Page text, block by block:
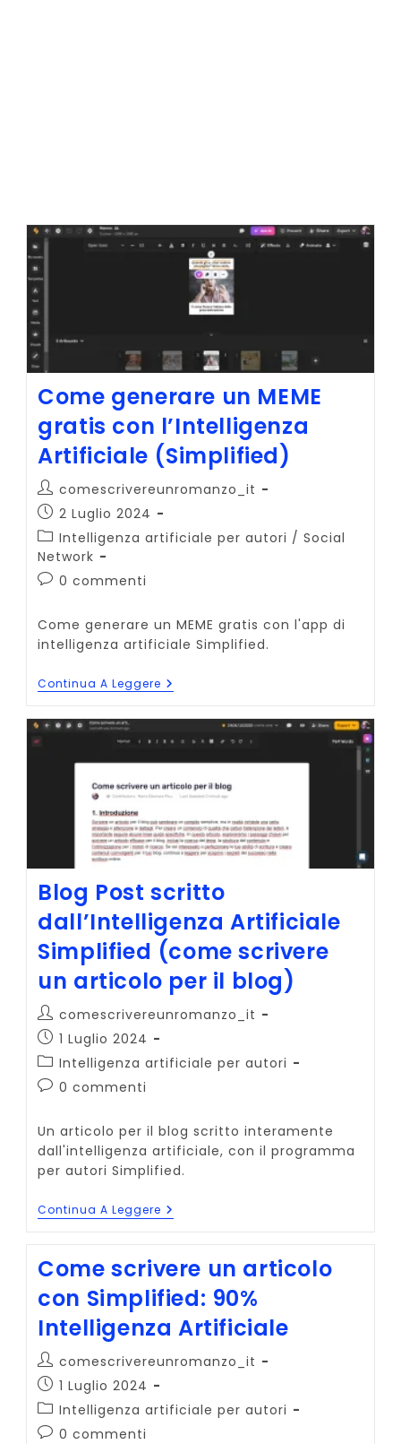
Come generare un MEME
gratis con l’Intelligenza
Artificiale (Simplified)
Autore
dell'articolo:
comescrivereunromanzo_it
Articolo
pubblicato:
2 Luglio 2024
Categoria
dell'articolo:
Intelligenza artificiale per autori / Social
Network
Commenti
0 commenti
Come generare un MEME gratis con l'app di
intelligenza artificiale Simplified.
Continua A Leggere Come
Generare
Gratis
L’Intelligenza
Artificiale
(Simplified)
Blog Post scritto
dall’Intelligenza Artificiale
Simplified (come scrivere
un articolo per il blog)
Autore
dell'articolo:
comescrivereunromanzo_it
Articolo
pubblicato:
1 Luglio 2024
Categoria
dell'articolo:
Intelligenza artificiale per autori
Commenti
0 commenti
Un articolo per il blog scritto interamente
dall'intelligenza artificiale, con il programma
per autori Simplified.
Continua A Leggere Blog
Post
Artificiale
Simplified
(come
Scrivere
Un
Articolo
Il
Come scrivere un articolo
con Simplified: 90%
Intelligenza Artificiale
Autore
dell'articolo:
comescrivereunromanzo_it
Articolo
pubblicato:
1 Luglio 2024
Categoria
dell'articolo:
Intelligenza artificiale per autori
Commenti
0 commenti